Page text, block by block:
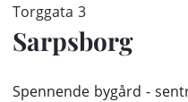
Torggata 3
Sarpsborg
Spennende bygård -